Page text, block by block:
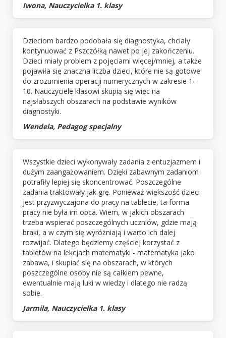
Iwona, Nauczycielka 1. klasy
Dzieciom bardzo podobała się diagnostyka, chciały
kontynuować z Pszczółką nawet po jej zakończeniu.
Dzieci miały problem z pojęciami więcej/mniej, a także
pojawiła się znaczna liczba dzieci, które nie są gotowe
do zrozumienia operacji numerycznych w zakresie 1-
10. Nauczyciele klasowi skupią się więc na
najsłabszych obszarach na podstawie wyników
diagnostyki.
Wendela, Pedagog specjalny
Wszystkie dzieci wykonywały zadania z entuzjazmem i
dużym zaangażowaniem. Dzięki zabawnym zadaniom
potrafiły lepiej się skoncentrować. Poszczególne
zadania traktowały jak grę. Ponieważ większość dzieci
jest przyzwyczajona do pracy na tablecie, ta forma
pracy nie była im obca. Wiem, w jakich obszarach
trzeba wspierać poszczególnych uczniów, gdzie mają
braki, a w czym się wyróżniają i warto ich dalej
rozwijać. Dlatego będziemy częściej korzystać z
tabletów na lekcjach matematyki - matematyka jako
zabawa, i skupiać się na obszarach, w których
poszczególne osoby nie są całkiem pewne,
ewentualnie mają luki w wiedzy i dlatego nie radzą
sobie.
Jarmila, Nauczycielka 1. klasy